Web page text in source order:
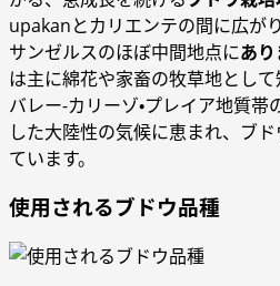
upakanとカリエンテの間に広が
サンゼルスのほぼ中間地点にあ
は主に綿花や家畜の牧草地とし
バレー-カリーゾ・プレイア地質
した大陸性の気候に恵まれ、ブ
ています。
使用されるブドウ品種